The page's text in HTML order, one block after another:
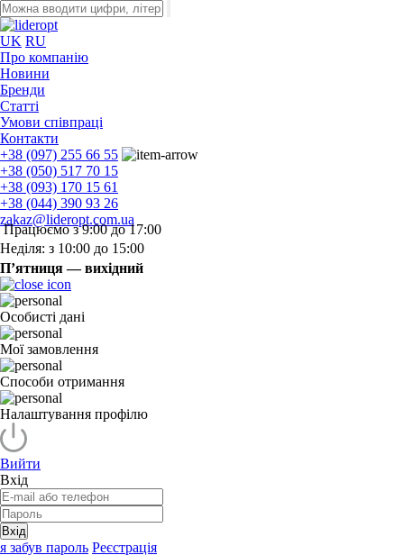
UK RU
Про компанію
Новини
Бренди
Статті
Умови співпраці
Контакти
+38 (097) 255 66 55
+38 (050) 517 70 15
+38 (093) 170 15 61
+38 (044) 390 93 26
zakaz@lideropt.com.ua
Працюємо з 9:00 до 17:00
Неділя: з 10:00 до 15:00
П’ятниця — вихідний
Особисті дані
Мої замовлення
Способи отримання
Налаштування профілю
Вийти
Вхід
Вхід
я забув пароль Реєстрація